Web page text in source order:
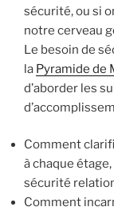
sécurité, ou si
notre cerveau
Le besoin de
la Pyramide de
d’aborder les
Comment
à chaque
sécurité
Comment